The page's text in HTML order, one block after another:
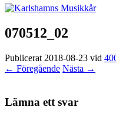
070512_02
Publicerat 2018-08-23 vid
← Föregående Nästa →
Lämna ett svar